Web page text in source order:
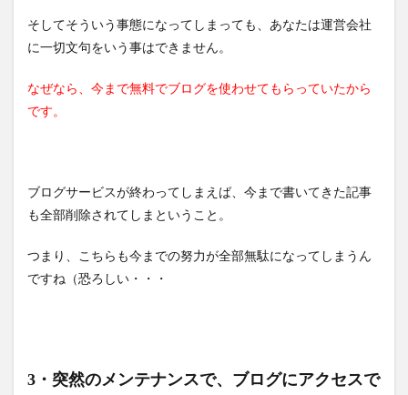
そしてそういう事態になってしまっても、あなたは運営会社
に一切文句をいう事はできません。
なぜなら、今まで無料でブログを使わせてもらっていたから
です。
ブログサービスが終わってしまえば、今まで書いてきた記事
も全部削除されてしまということ。
つまり、こちらも今までの努力が全部無駄になってしまうん
ですね（恐ろしい・・・
3・突然のメンテナンスで、ブログにアクセスで